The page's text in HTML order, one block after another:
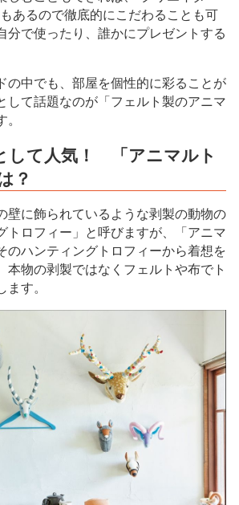
あるので徹底的にこだわることも可
分で使ったり、誰かにプレゼントする
の中でも、部屋を個性的に彩ることが
して話題なのが「フェルト製のアニマ
して人気！ 「アニマルト
？
壁に飾られているような剥製の動物の
トロフィー」と呼びますが、「アニマ
のハンティングトロフィーから着想を
本物の剥製ではなくフェルトや布でト
す。